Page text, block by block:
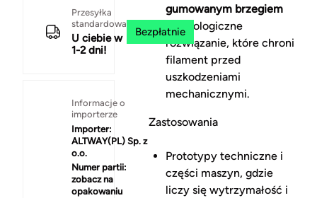
Przesyłka
standardowa
U ciebie w
1-2 dni!
Bezpłatnie
Informacje o
importerze
Importer:
ALTWAY(PL) Sp. z
o.o.
Numer partii:
zobacz na
opakowaniu
gumowanym brzegiem
— ekologiczne
rozwiązanie, które chroni
filament przed
uszkodzeniami
mechanicznymi.
Zastosowania
Prototypy techniczne i
części maszyn, gdzie
liczy się wytrzymałość i